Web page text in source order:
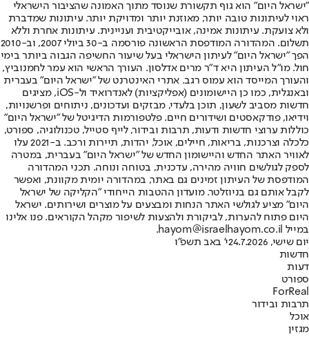
"ישראל היום" הוא גוף תקשורת שנוסד מתוך האמונה שהציבור הישראלי
ראוי לעיתונות טובה יותר, מאוזנת יותר ומדויקת יותר. עיתונות שמדברת
ולא צועקת. עיתונות אמינה, אובייקטיבית ועניינית. עיתונות אחרת וללא
תשלום. המהדורה המודפסת הראשונה פורסמה ב-30 ביולי 2007, וב-2010
הפך "ישראל היום" לעיתון הישראלי בעל שיעור החשיפה הגבוה ביותר בימי
חול. מו"ל העיתון היא ד"ר מרים אדלסון. העורך הראשי הוא עמר לחמנוביץ,
והעורך המייסד הוא עמוס רגב. אתרי האינטרנט של "ישראל היום" בעברית
ובאנגלית, כמו כן היישומונים (אפליקציות) לאנדרואיד ול-iOS, מציגים
חדשות מסביב לשעון, תוכן בלעדי, מבזקים ועדכונים, ניתוחים ופרשנויות,
וידיאו, פודקאסטים ושידורים חיים. פלטפורמות הדיגיטל של "ישראל היום"
כוללות ערוצי חדשות ודעות, תרבות ובידור, לייף סטייל, טכנולוגיה, ספורט,
כלכלה וצרכנות, בריאות, חיילים, אוכל, יהדות, תיירות ורכב. ב-2021 עלו
לאוויר האתר החדש והיישומון החדש של "ישראל היום" בעברית, במטרה
לספק לגולשים חוויה מהירה, עדכנית, בטוחה ונוחה. תכני המהדורה
המודפסת של העיתון זמינים גם באתר, במהדורה יומית מקוונת, ואפשר
לקבל אותם גם בניוזלטר. מועדון ההטבות הייחודי "הקליקה של ישראל
היום" מציע לגולשי האתר הנחות ומבצעים על מוצרים ושירותים. ישראל
היום פתוח להערות, לביקורת ולהצעות לשיפור מקהל הקוראים. פנו אלינו
במייל hayom@israelhayom.co.il.
יום שישי, 24.7.2026
י' באב תשפ"ו
חדשות
דעות
ספורט
ForReal
תרבות ובידור
אוכל
מגזין